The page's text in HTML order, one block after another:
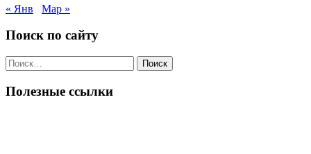
« Янв
Мар »
Поиск по сайту
Поиск
по:
Полезные ссылки